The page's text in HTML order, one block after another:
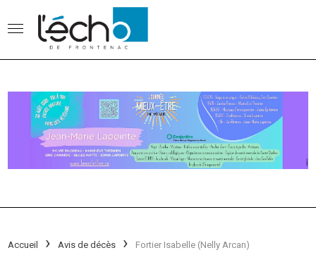
Accueil Avis de décès Fortier Isabelle (Nelly Arcan)